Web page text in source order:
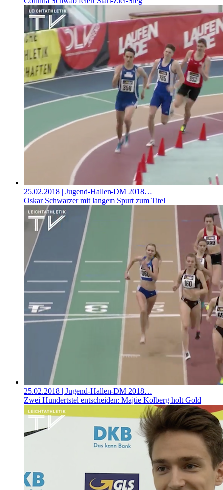
25.02.2018 | Jugend-Hallen-DM 2018…
Oskar Schwarzer mit langem Spurt zum Titel
25.02.2018 | Jugend-Hallen-DM 2018…
Zwei Hundertstel entscheiden: Majtie Kolberg holt Gold